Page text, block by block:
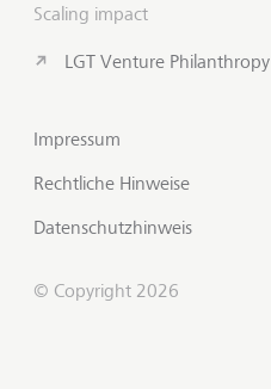
Scaling impact
LGT Venture Philanthropy
Impressum
Rechtliche Hinweise
Datenschutzhinweis
© Copyright 2026